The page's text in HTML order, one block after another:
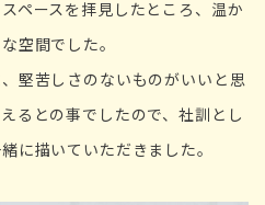
ペースを拝見したところ、温か
空間でした。
堅苦しさのないものがいいと思
るとの事でしたので、社訓とし
に描いていただきました。